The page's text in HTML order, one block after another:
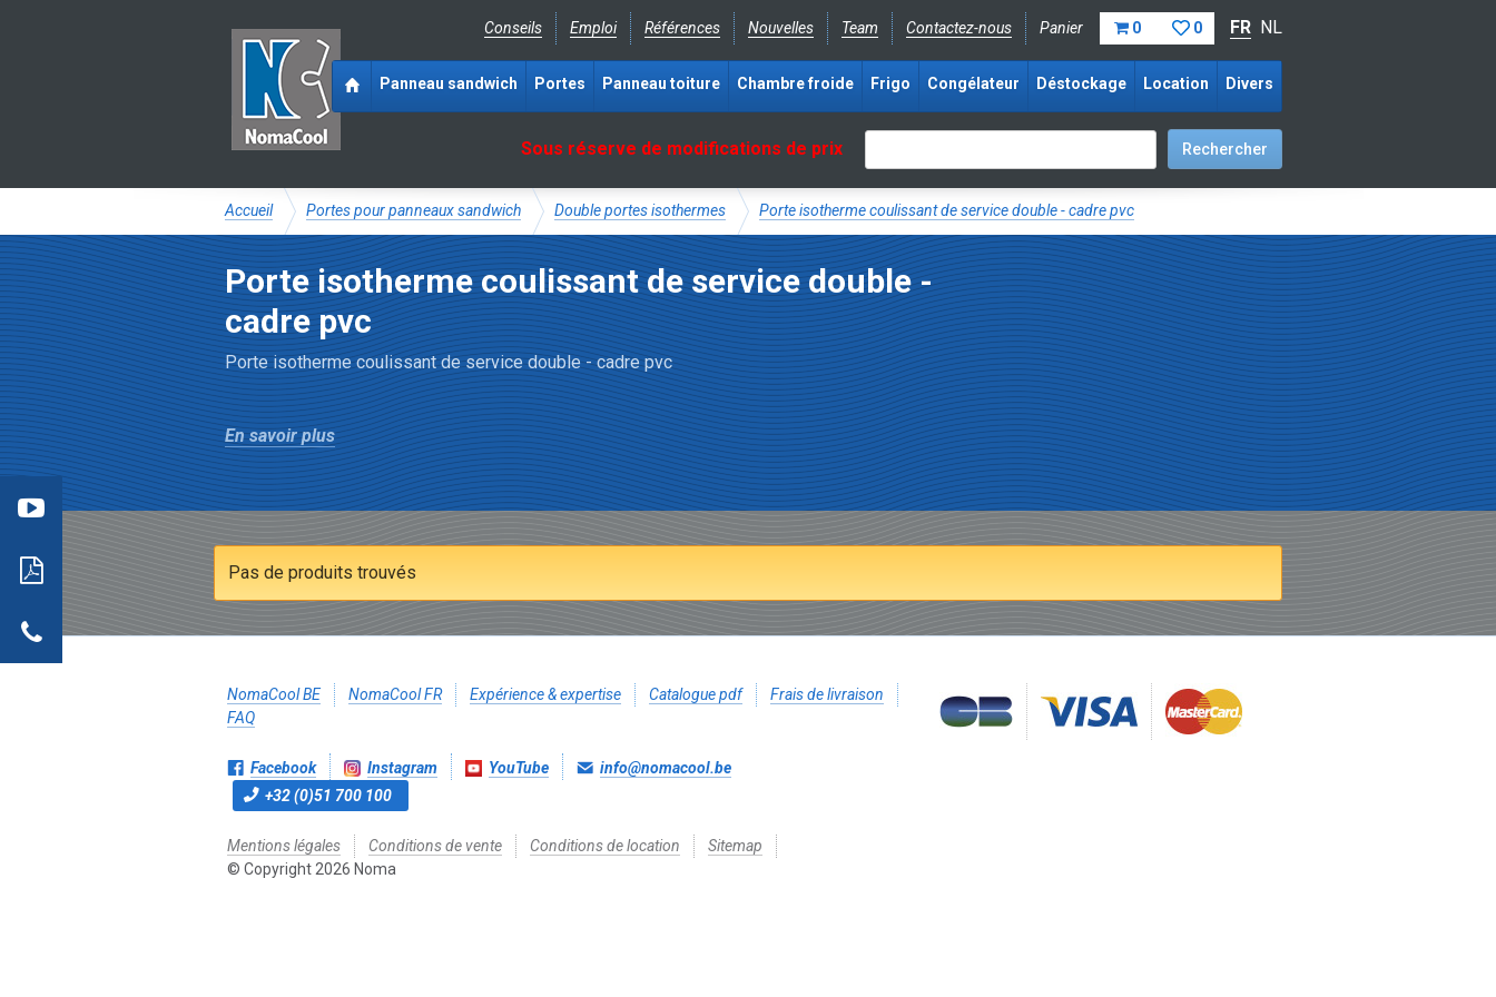
Conseils Emploi Références Nouvelles Team Contactez-nous Panier 0 0 FR NL
Sous réserve de modifications de prix
Panneau sandwich Portes Panneau toiture Chambre froide Frigo Congélateur Déstockage Location Divers
Accueil Portes pour panneaux sandwich Double portes isothermes Porte isotherme coulissant de service double - cadre pvc
Porte isotherme coulissant de service double -
cadre pvc
Porte isotherme coulissant de service double - cadre pvc
En savoir plus
Pas de produits trouvés
NomaCool BE NomaCool FR Expérience & expertise Catalogue pdf
Frais de livraison
FAQ
Facebook Instagram YouTube
info@nomacool.be
+32 (0)51 700 100
Mentions légales Conditions de vente Conditions de location
Sitemap
© Copyright 2026 Noma
(1
Open
PDF